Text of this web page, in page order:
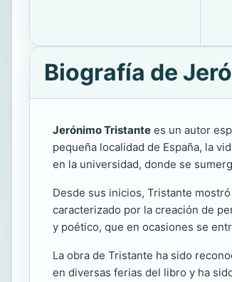
Biografía de
Jerónimo Tristante es un autor
pequeña localidad de España, la
en la universidad, donde se
Desde sus inicios, Tristante
caracterizado por la creación de
y poético, que en ocasiones se
La obra de Tristante ha sido
en diversas ferias del libro y ha